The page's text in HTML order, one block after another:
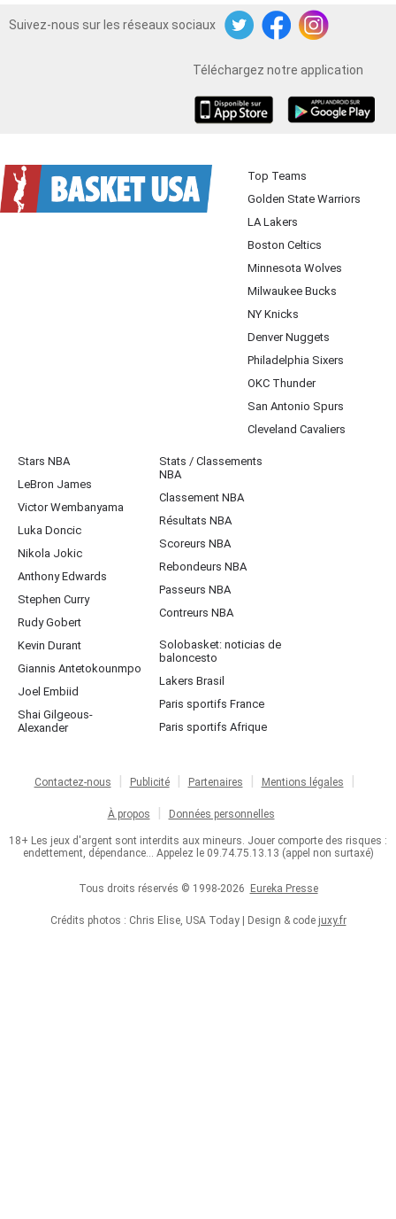
Suivez-nous sur les réseaux sociaux
TwitterFacebookInstagram
Téléchargez notre application
Top Teams
Golden State Warriors
LA Lakers
Boston Celtics
Minnesota Wolves
Milwaukee Bucks
NY Knicks
Denver Nuggets
Philadelphia Sixers
OKC Thunder
San Antonio Spurs
Cleveland Cavaliers
Stars NBA
LeBron James
Victor Wembanyama
Luka Doncic
Nikola Jokic
Anthony Edwards
Stephen Curry
Rudy Gobert
Kevin Durant
Giannis Antetokounmpo
Joel Embiid
Shai Gilgeous-
Alexander
Stats / Classements
NBA
Classement NBA
Résultats NBA
Scoreurs NBA
Rebondeurs NBA
Passeurs NBA
Contreurs NBA
Solobasket: noticias de
baloncesto
Lakers Brasil
Paris sportifs France
Paris sportifs Afrique
Contactez-nous Publicité Partenaires Mentions légales
À propos Données personnelles
18+ Les jeux d'argent sont interdits aux mineurs. Jouer comporte des risques :
endettement, dépendance... Appelez le 09.74.75.13.13 (appel non surtaxé)
Tous droits réservés © 1998-2026 Eureka Presse
Crédits photos : Chris Elise, USA Today | Design & code juxy.fr